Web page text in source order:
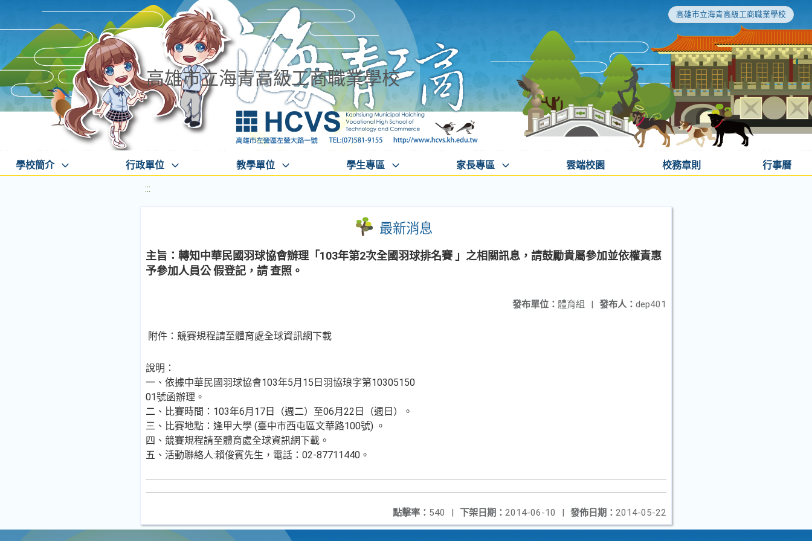
高雄市立海青高級工商職業學校
高雄市立海青高級工商職業學校
學校簡介 行政單位 教學單位 學生專區 家長專區 雲端校園 校務章則 行事曆
:::
最新消息
主旨：轉知中華民國羽球協會辦理「103年第2次全國羽球排名賽 」之相關訊息，請鼓勵貴屬參加並依權責惠
予參加人員公 假登記，請 查照。
發布人： dep401
發布單位： 體育組 |
附件：競賽規程請至體育處全球資訊網下載
說明：
一、依據中華民國羽球協會103年5月15日羽協琅字第10305150
01號函辦理。
二、比賽時間：103年6月17日（週二）至06月22日（週日）。
三、比賽地點：逢甲大學 (臺中市西屯區文華路100號) 。
四、競賽規程請至體育處全球資訊網下載。
五、活動聯絡人:賴俊賓先生，電話：02-87711440。
發佈日期： 2014-05-22
下架日期： 2014-06-10 |
點擊率： 540 |